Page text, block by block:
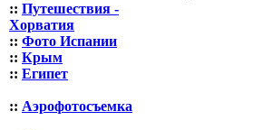
:: Путешествия -
Хорватия
:: Фото Испании
:: Крым
:: Египет
:: Аэрофотосъемка